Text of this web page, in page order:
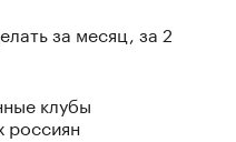
за месяц, за 2
клубы
россиян